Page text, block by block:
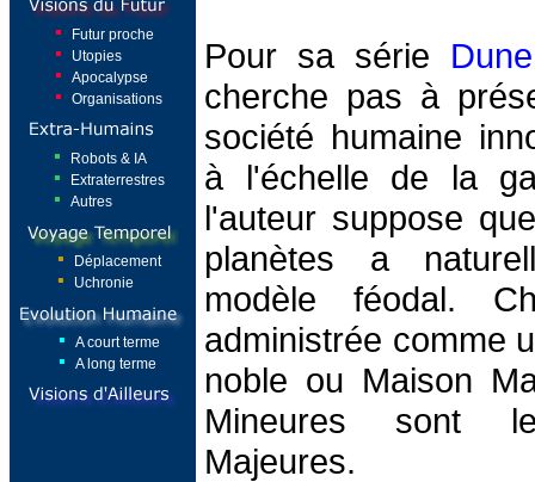
Futur proche
Utopies
Apocalypse
Organisations
Robots & IA
Extraterrestres
Autres
Déplacement
Uchronie
A court terme
A long terme
Pour sa série Dune
cherche pas à
société humaine
à l'échelle de la
l'auteur suppose
planètes a
modèle féodal.
administrée comme
noble ou Maison
Mineures sont
Majeures.